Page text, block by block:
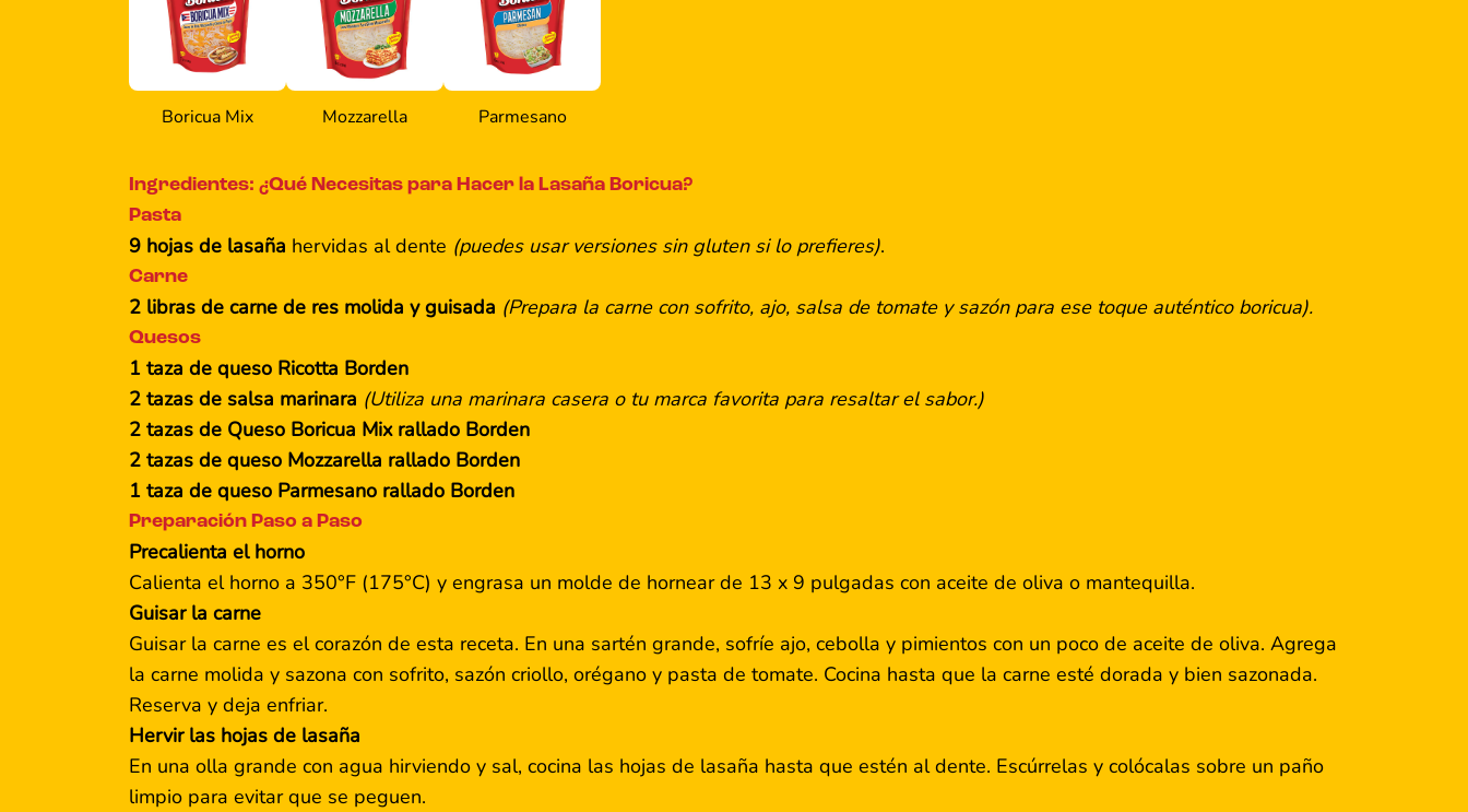
Boricua Mix Mozzarella Parmesano
Ingredientes: ¿Qué Necesitas para Hacer la Lasaña Boricua?
Pasta
9 hojas de lasaña hervidas al dente (puedes usar versiones sin gluten si lo prefieres).
Carne
2 libras de carne de res molida y guisada (Prepara la carne con sofrito, ajo, salsa de tomate y sazón para ese toque auténtico boricua).
Quesos
1 taza de queso Ricotta Borden
2 tazas de salsa marinara (Utiliza una marinara casera o tu marca favorita para resaltar el sabor.)
2 tazas de Queso Boricua Mix rallado Borden
2 tazas de queso Mozzarella rallado Borden
1 taza de queso Parmesano rallado Borden
Preparación Paso a Paso
Precalienta el horno
Calienta el horno a 350°F (175°C) y engrasa un molde de hornear de 13 x 9 pulgadas con aceite de oliva o mantequilla.
Guisar la carne
Guisar la carne es el corazón de esta receta. En una sartén grande, sofríe ajo, cebolla y pimientos con un poco de aceite de oliva. Agrega
la carne molida y sazona con sofrito, sazón criollo, orégano y pasta de tomate. Cocina hasta que la carne esté dorada y bien sazonada.
Reserva y deja enfriar.
Hervir las hojas de lasaña
En una olla grande con agua hirviendo y sal, cocina las hojas de lasaña hasta que estén al dente. Escúrrelas y colócalas sobre un paño
limpio para evitar que se peguen.